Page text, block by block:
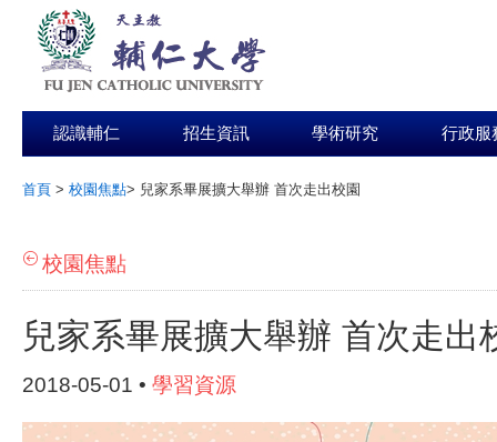
認識輔仁 招生資訊 學術研究 行政服
首頁 > 校園焦點> 兒家系畢展擴大舉辦 首次走出校園
校園焦點
兒家系畢展擴大舉辦 首次走出
2018-05-01 • 學習資源